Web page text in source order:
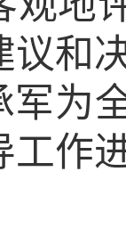
议和
军为
工作